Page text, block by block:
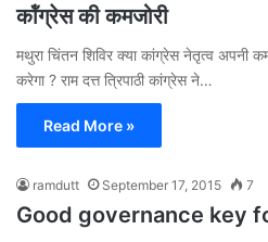
कॉंग्रेस की कमजोरी
मथुरा चिंतन शिविर क्या कांग्रेस नेतृत्व अपनी
करेगा ? राम दत्त त्रिपाठी कांग्रेस ने…
Read More »
ramdutt September 17, 2015 7
Good governance key